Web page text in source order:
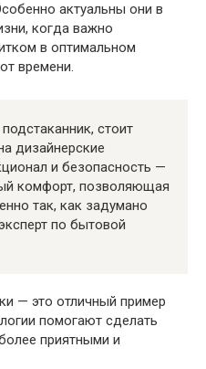
актуальны они в
когда важно
в оптимальном
времени.
стоит
дизайнерские
и безопасность —
комфорт, позволяющая
так, как задумано
по бытовой
— это отличный пример
помогают сделать
приятными и